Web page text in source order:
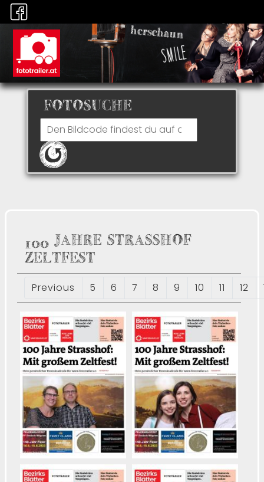
FOTOSUCHE
100 JAHRE STRASSHOF
ZELTFEST
Previous 5 6 7 8 9 10 11 12